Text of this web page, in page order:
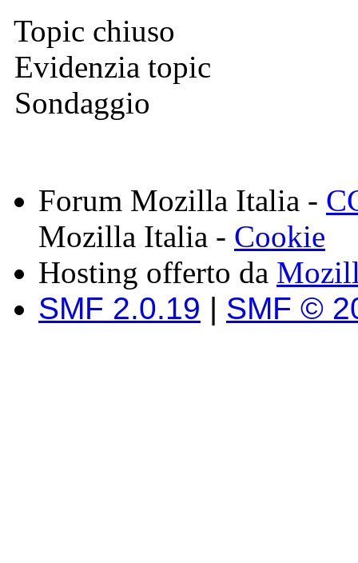
Topic chiuso
Evidenzia topic
Sondaggio
Forum Mozilla Italia -
Mozilla Italia - Cookie
Hosting offerto da
SMF 2.0.19 | SMF ©